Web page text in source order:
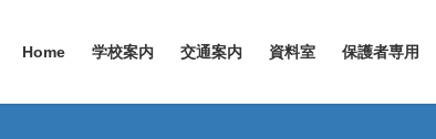
Home 学校案内 交通案内 資料室 保護者専用